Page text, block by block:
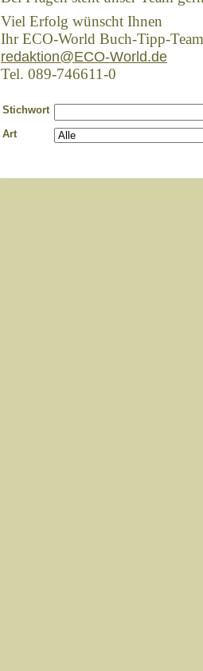
Viel Erfolg wünscht Ihnen
Ihr ECO-World Buch-Tipp-Team
redaktion@ECO-World.de
Tel. 089-746611-0
Stichwort
Art